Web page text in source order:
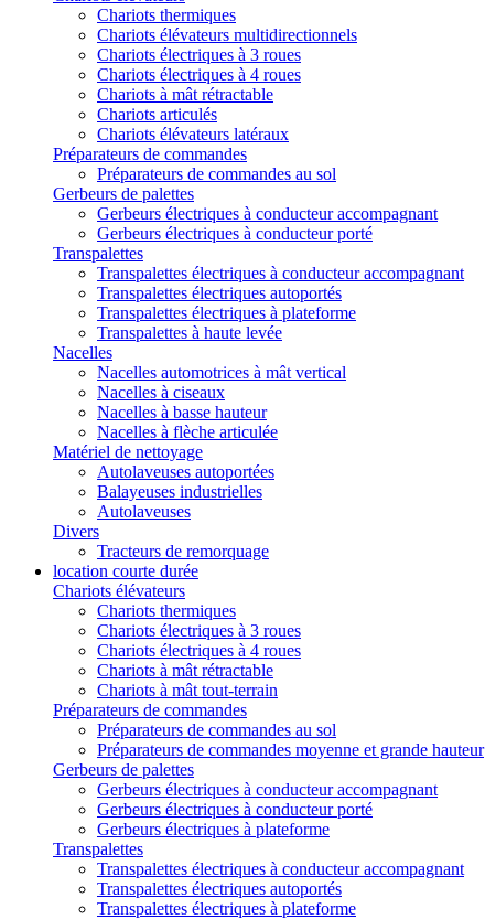
Chariots thermiques
Chariots élévateurs multidirectionnels
Chariots électriques à 3 roues
Chariots électriques à 4 roues
Chariots à mât rétractable
Chariots articulés
Chariots élévateurs latéraux
Préparateurs de commandes
Préparateurs de commandes au sol
Gerbeurs de palettes
Gerbeurs électriques à conducteur accompagnant
Gerbeurs électriques à conducteur porté
Transpalettes
Transpalettes électriques à conducteur accompagnant
Transpalettes électriques autoportés
Transpalettes électriques à plateforme
Transpalettes à haute levée
Nacelles
Nacelles automotrices à mât vertical
Nacelles à ciseaux
Nacelles à basse hauteur
Nacelles à flèche articulée
Matériel de nettoyage
Autolaveuses autoportées
Balayeuses industrielles
Autolaveuses
Divers
Tracteurs de remorquage
location courte durée
Chariots élévateurs
Chariots thermiques
Chariots électriques à 3 roues
Chariots électriques à 4 roues
Chariots à mât rétractable
Chariots à mât tout-terrain
Préparateurs de commandes
Préparateurs de commandes au sol
Préparateurs de commandes moyenne et grande hauteur
Gerbeurs de palettes
Gerbeurs électriques à conducteur accompagnant
Gerbeurs électriques à conducteur porté
Gerbeurs électriques à plateforme
Transpalettes
Transpalettes électriques à conducteur accompagnant
Transpalettes électriques autoportés
Transpalettes électriques à plateforme